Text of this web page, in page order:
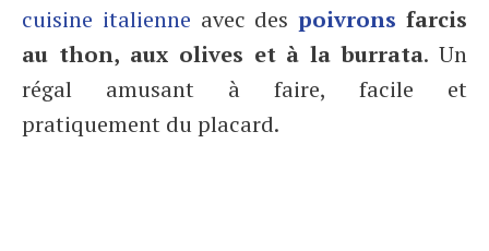
cuisine italienne avec despoivrons farcis
au thon, aux olives et à la burrata. Un
régal amusant à faire, facile et
pratiquement du placard.